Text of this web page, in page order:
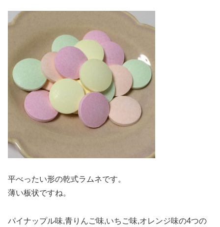
平べったい形の乾式ラムネです。
薄い板状ですね。
パイナップル味,青りんご味,いちご味,オレンジ味の4つの